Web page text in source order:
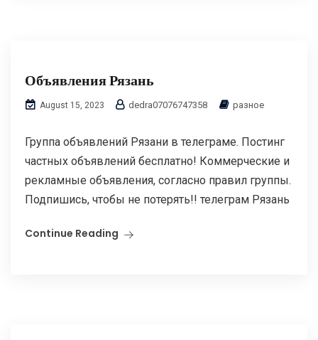
Объявления Рязань
August 15, 2023 dedra07076747358 разное
Группа объявлений Рязани в телеграме. Постинг
частных объявлений бесплатно! Коммерческие и
рекламные объявления, согласно правил группы.
Подпишись, чтобы не потерять!! телеграм Рязань
Continue Reading